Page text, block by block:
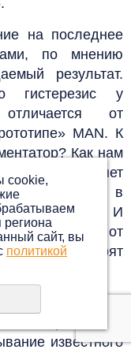
на последнее
по мнению
результат.
гистерезис у
отличается от
MAN. К
Как нам
он не станет
в
термостата. И
клиентов от
очередь, поверят
и веры в то, что
европейских
известного
cookie,
сайт, вы
политикой